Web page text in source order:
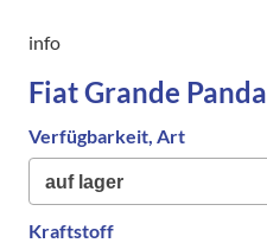
info
Fiat Grande Panda
Verfügbarkeit, Art
Kraftstoff